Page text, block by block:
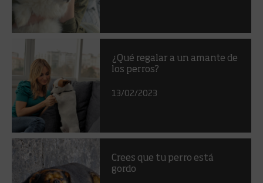
¿Qué regalar a un amante de
los perros?
13/02/2023
Crees que tu perro está
gordo